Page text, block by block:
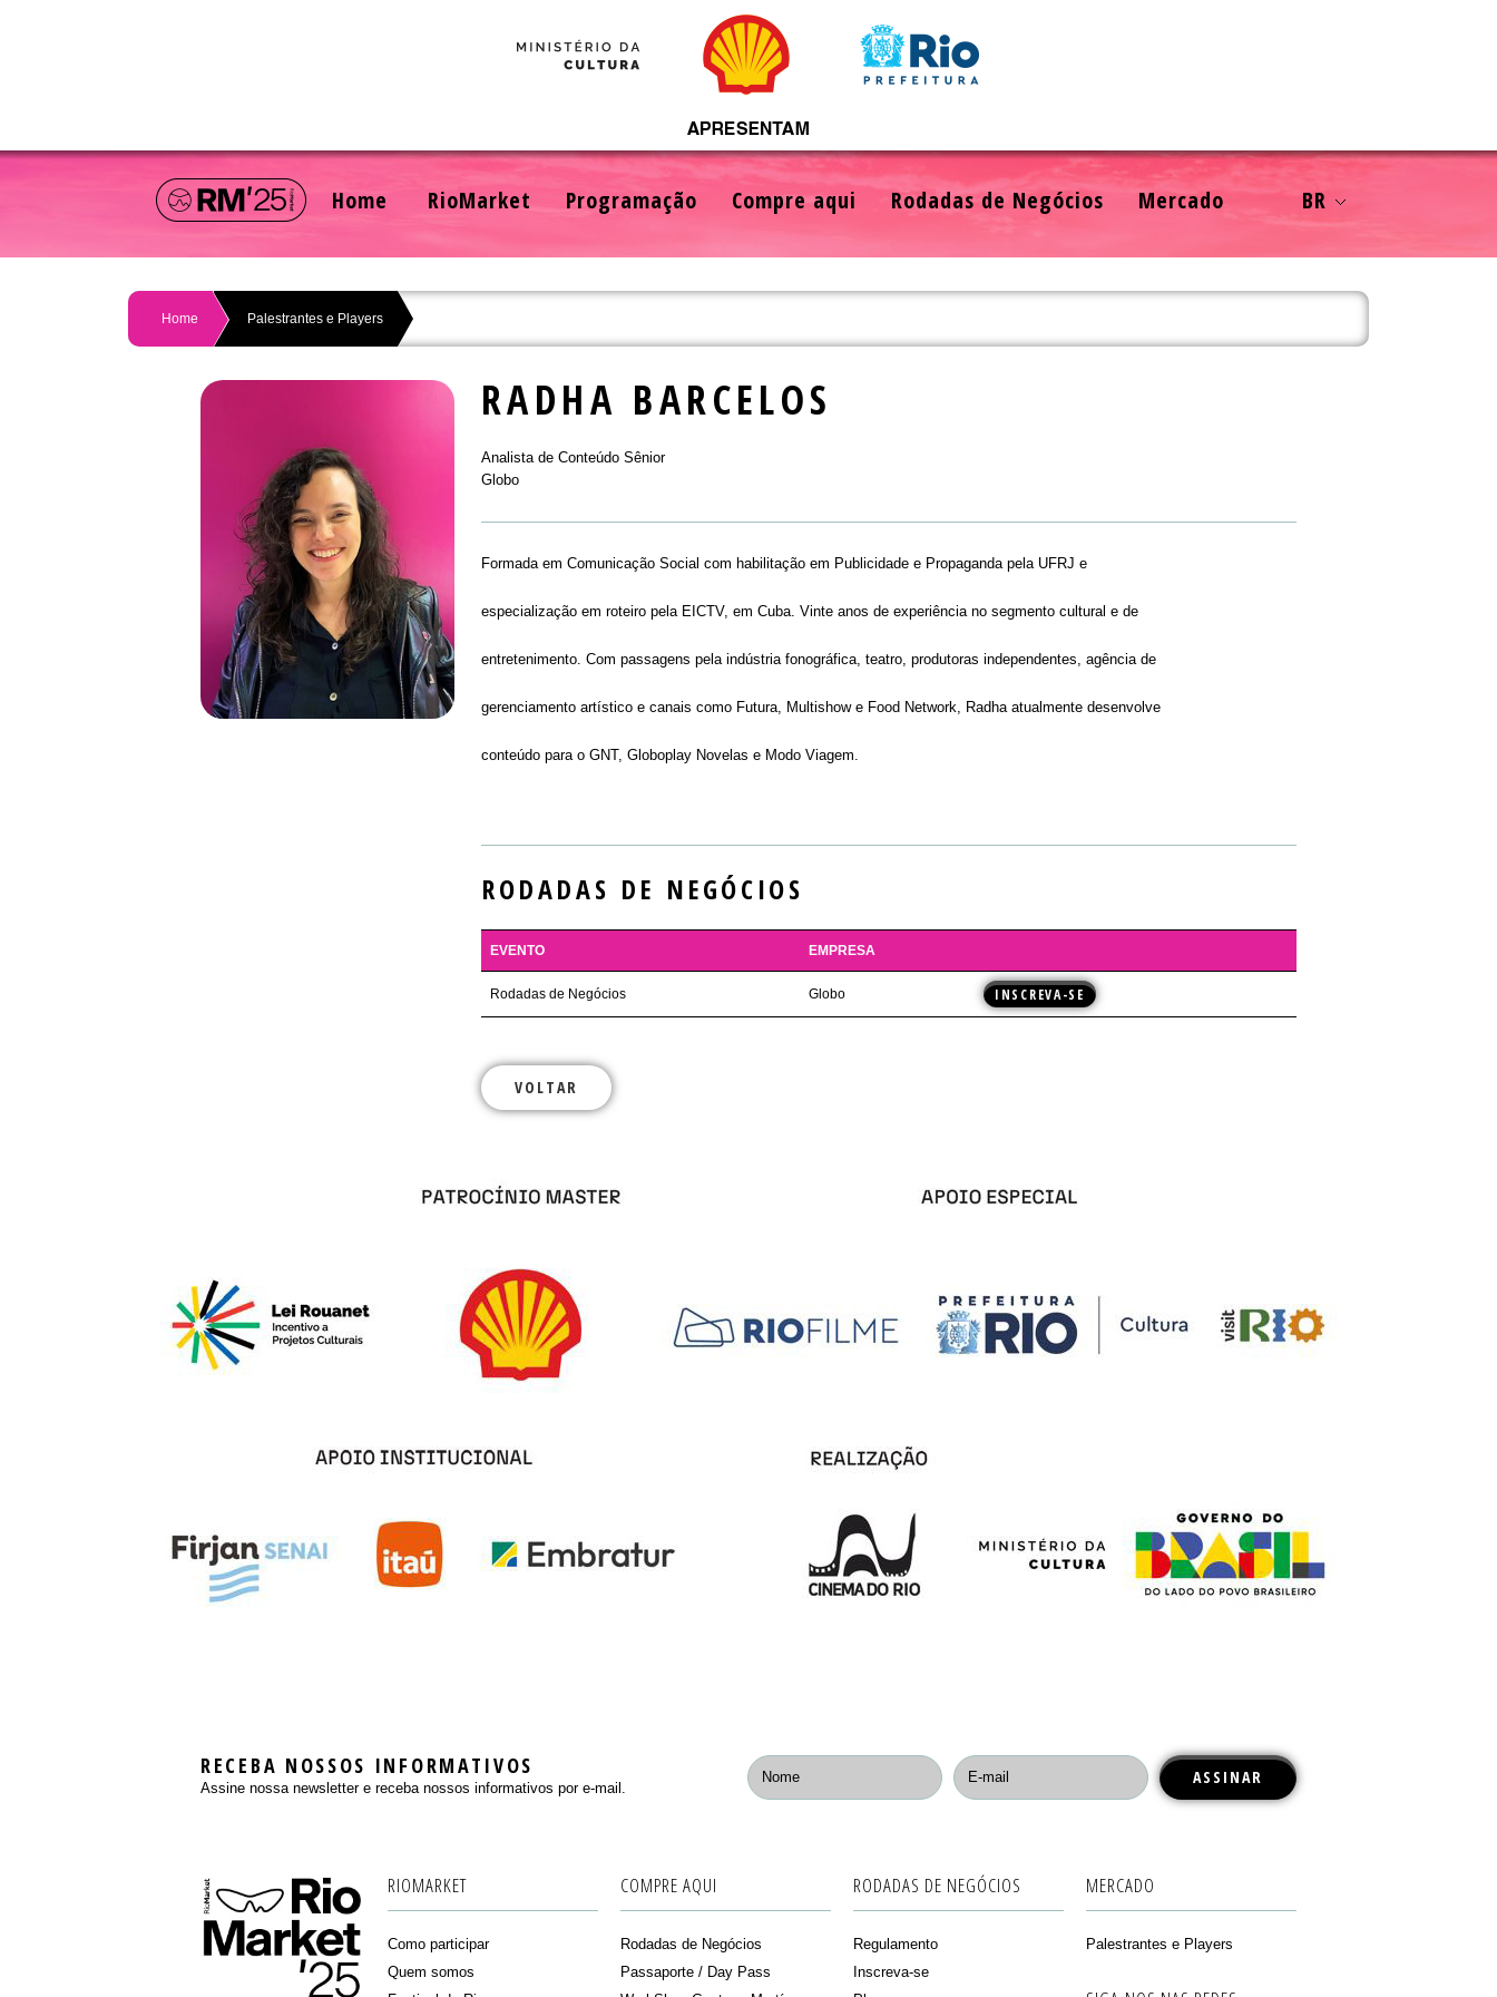
Home RioMarket Programação Compre aqui Rodadas de Negócios Mercado BR
Home Palestrantes e Players
RADHA BARCELOS
Analista de Conteúdo Sênior
Globo
Formada em Comunicação Social com habilitação em Publicidade e Propaganda pela UFRJ e
especialização em roteiro pela EICTV, em Cuba. Vinte anos de experiência no segmento cultural e de
entretenimento. Com passagens pela indústria fonográfica, teatro, produtoras independentes, agência de
gerenciamento artístico e canais como Futura, Multishow e Food Network, Radha atualmente desenvolve
conteúdo para o GNT, Globoplay Novelas e Modo Viagem.
RODADAS DE NEGÓCIOS
EVENTO EMPRESA
Rodadas de Negócios Globo INSCREVA-SE
VOLTAR
RECEBA NOSSOS INFORMATIVOS
Assine nossa newsletter e receba nossos informativos por e-mail.
RIOMARKET
Como participar
Quem somos
COMPRE AQUI
Rodadas de Negócios
Passaporte / Day Pass
RODADAS DE NEGÓCIOS
Regulamento
Inscreva-se
MERCADO
Palestrantes e Players